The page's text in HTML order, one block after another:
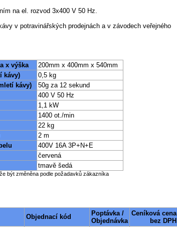
na el. rozvod 3x400 V 50 Hz.
v potravinářských prodejnách a v závodech veřejného
být změněna podle požadavků zákazníka
x výška
200mm x 400mm x 540mm
kávy)
0,5 kg
kávy)
50g za 12 sekund
400 V 50 Hz
1,1 kW
1400 ot./min
22 kg
2 m
400V 16A 3P+N+E
červená
tmavě šedá
Objednací kód
Poptávka /
Objednávka
Ceníková cena
bez DPH